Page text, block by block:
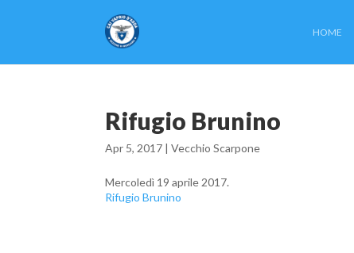
HOME
Rifugio Brunino
Apr 5, 2017 | Vecchio Scarpone
Mercoledì 19 aprile 2017.
Rifugio Brunino